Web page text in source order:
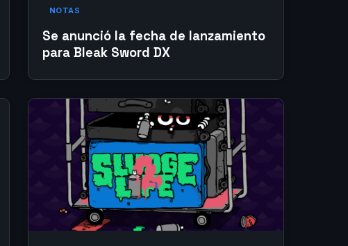
NOTAS
Se anunció la fecha de lanzamiento
para Bleak Sword DX